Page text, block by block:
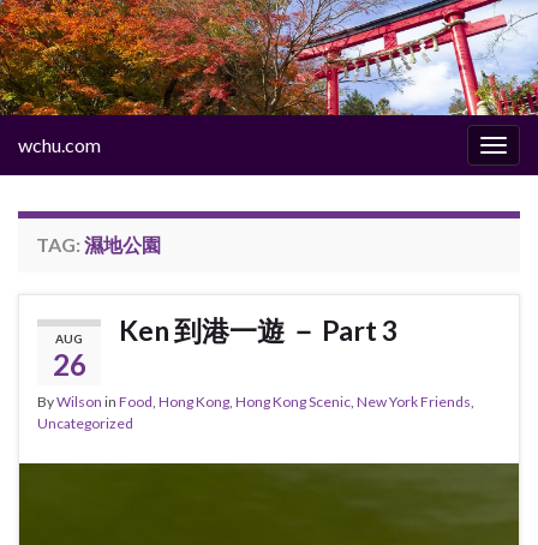
wchu.com
TAG: 濕地公園
AUG
26
Ken 到港一遊 － Part 3
ByWilson in Food Hong Kong Hong Kong Scenic New York Friends
Uncategorized